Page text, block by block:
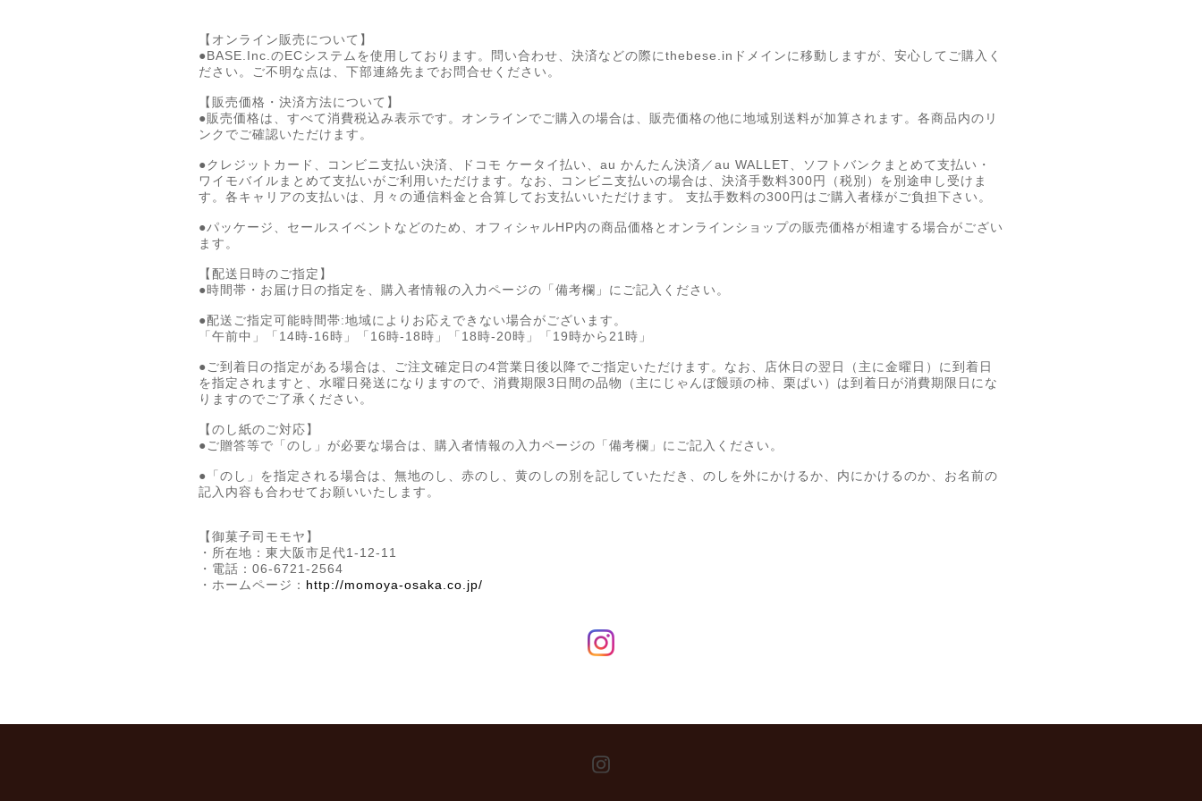
【オンライン販売について】
●BASE.Inc.のECシステムを使用しております。問い合わせ、決済などの際にthebese.inドメインに移動しますが、安心してご購入く
ださい。ご不明な点は、下部連絡先までお問合せください。
【販売価格・決済方法について】
●販売価格は、すべて消費税込み表示です。オンラインでご購入の場合は、販売価格の他に地域別送料が加算されます。各商品内のリ
ンクでご確認いただけます。
●クレジットカード、コンビニ支払い決済、ドコモ ケータイ払い、au かんたん決済／au WALLET、ソフトバンクまとめて支払い・
ワイモバイルまとめて支払いがご利用いただけます。なお、コンビニ支払いの場合は、決済手数料300円（税別）を別途申し受けま
す。各キャリアの支払いは、月々の通信料金と合算してお支払いいただけます。 支払手数料の300円はご購入者様がご負担下さい。
●パッケージ、セールスイベントなどのため、オフィシャルHP内の商品価格とオンラインショップの販売価格が相違する場合がござい
ます。
【配送日時のご指定】
●時間帯・お届け日の指定を、購入者情報の入力ページの「備考欄」にご記入ください。
●配送ご指定可能時間帯:地域によりお応えできない場合がございます。
「午前中」「14時-16時」「16時-18時」「18時-20時」「19時から21時」
●ご到着日の指定がある場合は、ご注文確定日の4営業日後以降でご指定いただけます。なお、店休日の翌日（主に金曜日）に到着日
を指定されますと、水曜日発送になりますので、消費期限3日間の品物（主にじゃんぼ饅頭の柿、栗ぱい）は到着日が消費期限日にな
りますのでご了承ください。
【のし紙のご対応】
●ご贈答等で「のし」が必要な場合は、購入者情報の入力ページの「備考欄」にご記入ください。
●「のし」を指定される場合は、無地のし、赤のし、黄のしの別を記していただき、のしを外にかけるか、内にかけるのか、お名前の
記入内容も合わせてお願いいたします。
【御菓子司モモヤ】
・所在地：東大阪市足代1-12-11
・電話：06-6721-2564
・ホームページ： http://momoya-osaka.co.jp/